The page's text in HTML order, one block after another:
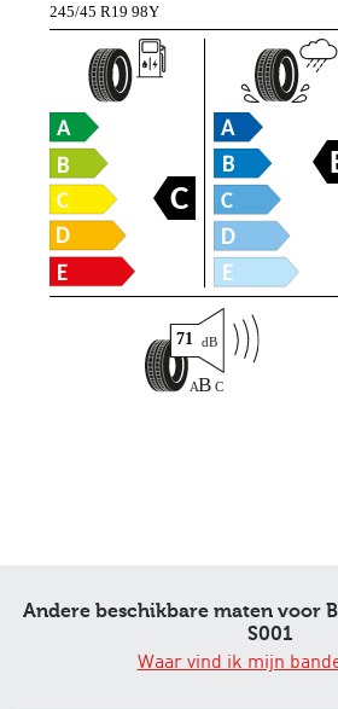
245/45 R19 98Y
C
71
Andere beschikbare maten voor
S001
Waar vind ik mijn